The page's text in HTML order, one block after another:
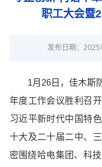
职工大会暨
发布日期：2025
1月26日，佳木斯
年度工作会议胜利召
习近平新时代中国特
十大及二十届二中、
密围绕哈电集团、科